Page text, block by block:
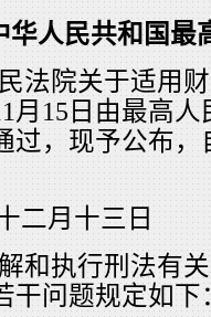
华人民共和国最
法院关于适用
月15日由最高
过，现予公布，
二月十三日
和执行刑法有
干问题规定如下